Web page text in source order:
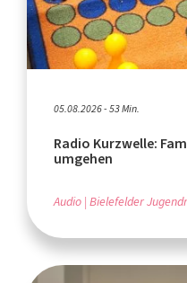
05.08.2026 - 53 Min.
Radio Kurzwelle:
umgehen
Audio Bielefelder